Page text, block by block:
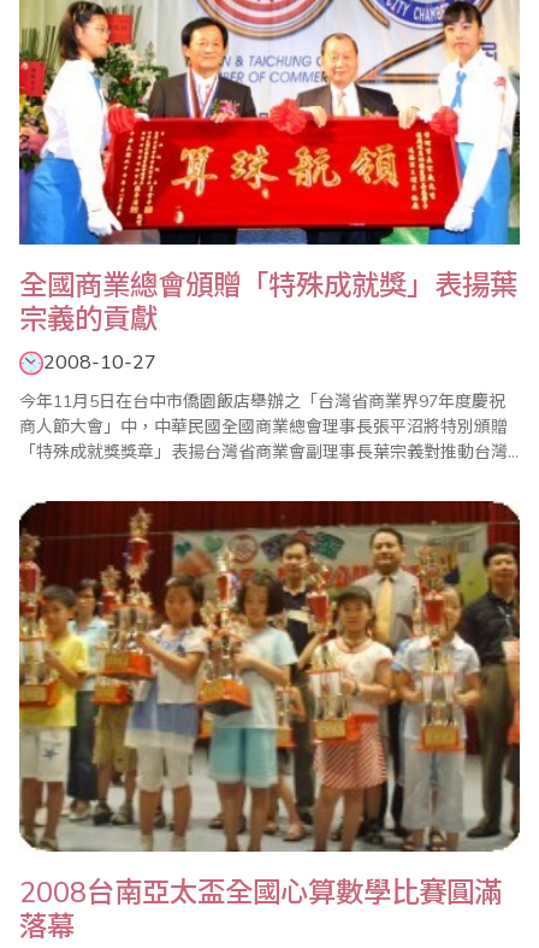
全國商業總會頒贈「特殊成就獎」表揚葉
宗義的貢獻
2008-10-27
今年11月5日在台中市僑園飯店舉辦之「台灣省商業界97年度慶祝
商人節大會」中，中華民國全國商業總會理事長張平沼將特別頒贈
「特殊成就獎獎章」表揚台灣省商業會副理事長葉宗義對推動台灣
算方面的特殊成就，同時接受了經濟日報、工商時報及聯合晚報專
訪報導。 葉宗義服務商業界逾40年，目前擔任全國商業總會常務監
事、台灣省商業會副理事長、商業..
2008台南亞太盃全國心算數學比賽圓滿
落幕